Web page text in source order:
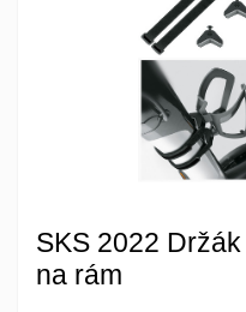
SKS 2022
na rám